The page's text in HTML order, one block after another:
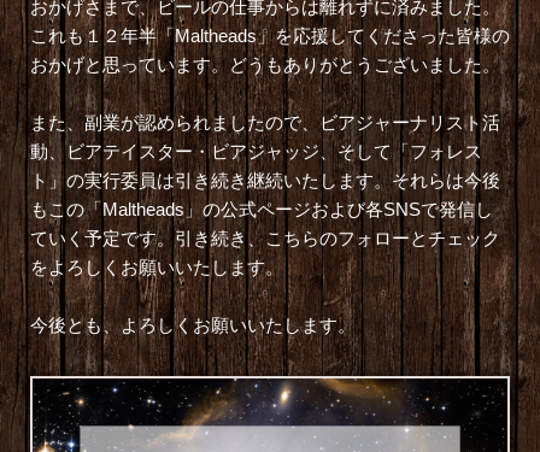
おかげさまで、ビールの仕事からは離れずに済みました。
これも１２年半「Maltheads」を応援してくださった皆様の
おかげと思っています。どうもありがとうございました。
また、副業が認められましたので、ビアジャーナリスト活
動、ビアテイスター・ビアジャッジ、そして「フォレス
ト」の実行委員は引き続き継続いたします。それらは今後
もこの「Maltheads」の公式ページおよび各SNSで発信し
ていく予定です。引き続き、こちらのフォローとチェック
をよろしくお願いいたします。
今後とも、よろしくお願いいたします。